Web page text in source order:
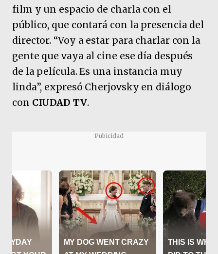
film y un espacio de charla con el
público, que contará con la presencia del
director. “Voy a estar para charlar con la
gente que vaya al cine ese día después
de la película. Es una instancia muy
linda”, expresó Cherjovsky en diálogo
con CIUDAD TV.
Pubicidad